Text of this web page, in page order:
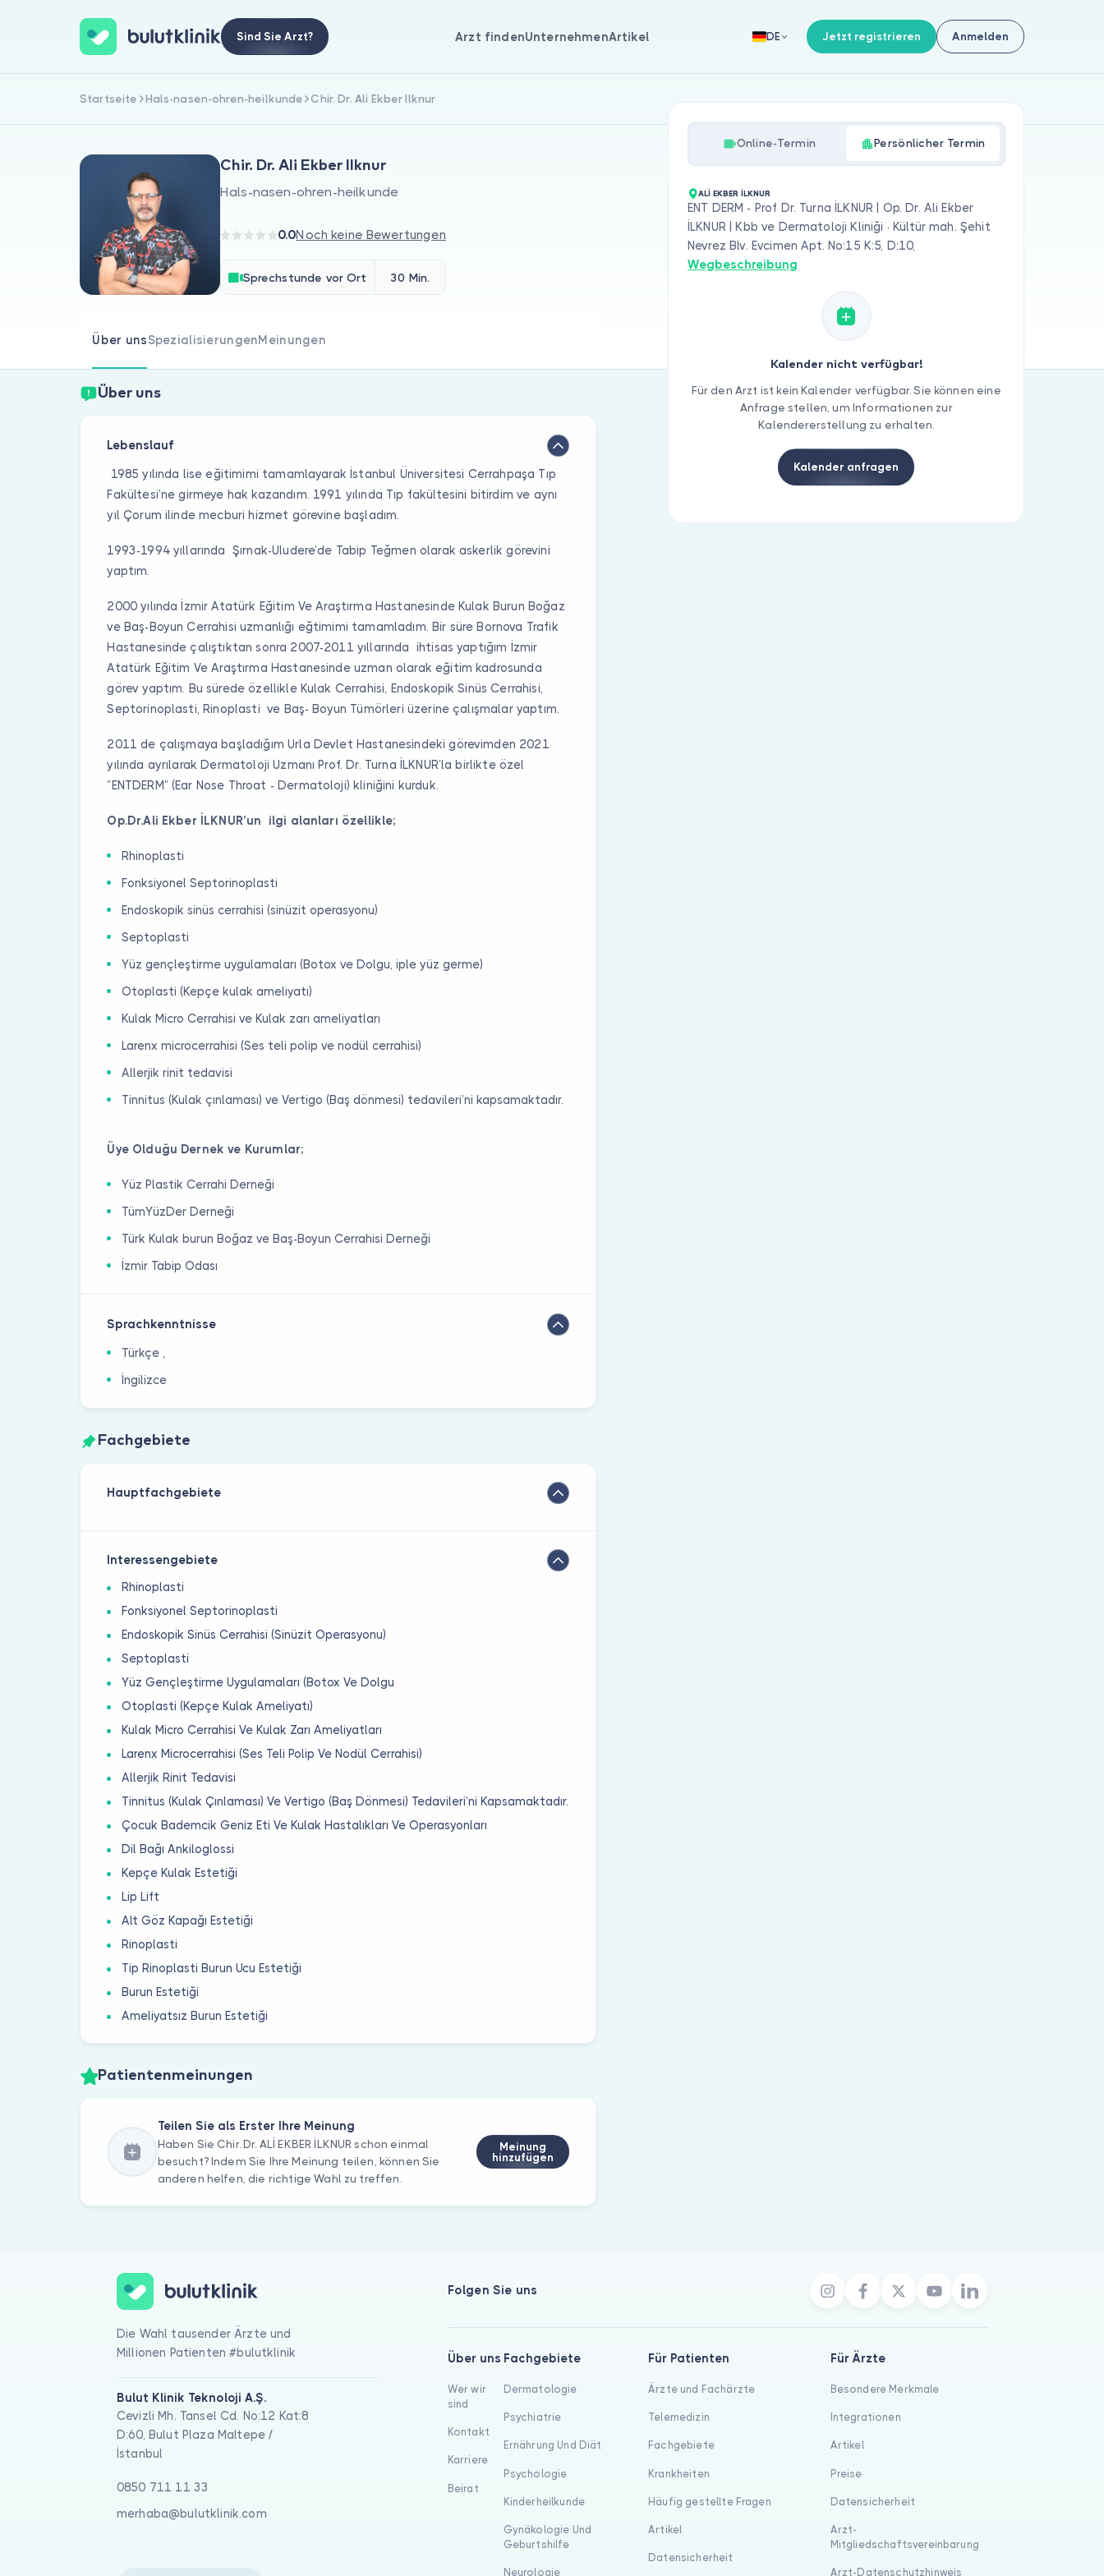
Sind Sie Arzt? Arzt findenUnternehmenArtikel DE Jetzt registrieren Anmelden
Startseite Hals-nasen-ohren-heilkunde Chir. Dr. Ali Ekber Ilknur
Chir. Dr. Ali Ekber Ilknur
Hals-nasen-ohren-heilkunde
0.0Noch keine Bewertungen
Sprechstunde vor Ort 30 Min.
Über unsSpezialisierungenMeinungen
Über uns
Lebenslauf
1985 yılında lise eğitimimi tamamlayarak İstanbul Üniversitesi Cerrahpaşa Tıp
Fakültesi’ne girmeye hak kazandım. 1991 yılında Tıp fakültesini bitirdim ve aynı
yıl Çorum ilinde mecburi hizmet görevine başladım.
1993-1994 yıllarında Şırnak-Uludere’de Tabip Teğmen olarak askerlik görevini
yaptım.
2000 yılında İzmir Atatürk Eğitim Ve Araştırma Hastanesinde Kulak Burun Boğaz
ve Baş-Boyun Cerrahisi uzmanlığı eğtimimi tamamladım. Bir süre Bornova Trafik
Hastanesinde çalıştıktan sonra 2007-2011 yıllarında ihtisas yaptığım İzmir
Atatürk Eğitim Ve Araştırma Hastanesinde uzman olarak eğitim kadrosunda
görev yaptım. Bu sürede özellikle Kulak Cerrahisi, Endoskopik Sinüs Cerrahisi,
Septorinoplasti, Rinoplasti ve Baş- Boyun Tümörleri üzerine çalışmalar yaptım.
2011 de çalışmaya başladığım Urla Devlet Hastanesindeki görevimden 2021
yılında ayrılarak Dermatoloji Uzmanı Prof. Dr. Turna İLKNUR’la birlikte özel
”ENTDERM” (Ear Nose Throat - Dermatoloji) kliniğini kurduk.
Op.Dr.Ali Ekber İLKNUR’un ilgi alanları özellikle;
Rhinoplasti
Fonksiyonel Septorinoplasti
Endoskopik sinüs cerrahisi (sinüzit operasyonu)
Septoplasti
Yüz gençleştirme uygulamaları (Botox ve Dolgu, iple yüz germe)
Otoplasti (Kepçe kulak ameliyatı)
Kulak Micro Cerrahisi ve Kulak zarı ameliyatları
Larenx microcerrahisi (Ses teli polip ve nodül cerrahisi)
Allerjik rinit tedavisi
Tinnitus (Kulak çınlaması) ve Vertigo (Baş dönmesi) tedavileri’ni kapsamaktadır.
Üye Olduğu Dernek ve Kurumlar;
Yüz Plastik Cerrahi Derneği
TümYüzDer Derneği
Türk Kulak burun Boğaz ve Baş-Boyun Cerrahisi Derneği
İzmir Tabip Odası
Sprachkenntnisse
Türkçe ,
İngilizce
Fachgebiete
Hauptfachgebiete
Interessengebiete
Rhinoplasti
Fonksiyonel Septorinoplasti
Endoskopik Sinüs Cerrahisi (Sinüzit Operasyonu)
Septoplasti
Yüz Gençleştirme Uygulamaları (Botox Ve Dolgu
Otoplasti (Kepçe Kulak Ameliyatı)
Kulak Micro Cerrahisi Ve Kulak Zarı Ameliyatları
Larenx Microcerrahisi (Ses Teli Polip Ve Nodül Cerrahisi)
Allerjik Rinit Tedavisi
Tinnitus (Kulak Çınlaması) Ve Vertigo (Baş Dönmesi) Tedavileri’ni Kapsamaktadır.
Çocuk Bademcik Geniz Eti Ve Kulak Hastalıkları Ve Operasyonları
Dil Bağı Ankiloglossi
Kepçe Kulak Estetiği
Lip Lift
Alt Göz Kapağı Estetiği
Rinoplasti
Tip Rinoplasti Burun Ucu Estetiği
Burun Estetiği
Ameliyatsız Burun Estetiği
Patientenmeinungen
Teilen Sie als Erster Ihre Meinung
Haben Sie Chir. Dr. ALİ EKBER İLKNUR schon einmal
besucht? Indem Sie Ihre Meinung teilen, können Sie
anderen helfen, die richtige Wahl zu treffen.
Meinung
hinzufügen
Online-Termin Persönlicher Termin
ALİ EKBER İLKNUR
ENT DERM - Prof Dr. Turna İLKNUR | Op. Dr. Ali Ekber
İLKNUR | Kbb ve Dermatoloji Kliniği · Kültür mah. Şehit
Nevrez Blv. Evcimen Apt. No:15 K:5, D:10,
Wegbeschreibung
Kalender nicht verfügbar!
Für den Arzt ist kein Kalender verfügbar. Sie können eine
Anfrage stellen, um Informationen zur
Kalendererstellung zu erhalten.
Kalender anfragen
Die Wahl tausender Ärzte und
Millionen Patienten #bulutklinik
Bulut Klinik Teknoloji A.Ş.
Cevizli Mh. Tansel Cd. No:12 Kat:8
D:60, Bulut Plaza Maltepe /
İstanbul
0850 711 11 33
merhaba@bulutklinik.com
Folgen Sie uns
Über uns
Wer wir
sind
Kontakt
Karriere
Beirat
Fachgebiete
Dermatologie
Psychiatrie
Ernährung Und Diät
Psychologie
Kinderheilkunde
Gynäkologie Und
Geburtshilfe
Neurologie
Für Patienten
Ärzte und Fachärzte
Telemedizin
Fachgebiete
Krankheiten
Häufig gestellte Fragen
Artikel
Datensicherheit
Für Ärzte
Besondere Merkmale
Integrationen
Artikel
Preise
Datensicherheit
Arzt-
Mitgliedschaftsvereinbarung
Arzt-Datenschutzhinweis